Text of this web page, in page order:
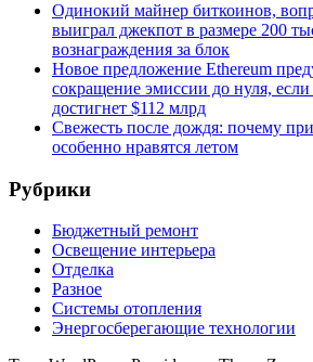
Одинокий майнер биткоинов,
выиграл джекпот в размере 200
вознаграждения за блок
Новое предложение Ethereum
сокращение эмиссии до нуля,
достигнет $112 млрд
Свежесть после дождя: почему
особенно нравятся летом
Рубрики
Бюджетный ремонт
Освещение интерьера
Отделка
Разное
Системы отопления
Энергосберегающие технологии